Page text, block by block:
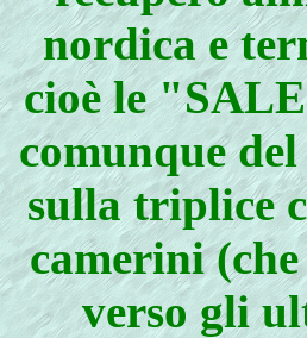
nordica e
cioè le
comunque
sulla triplice
camerini
verso gli